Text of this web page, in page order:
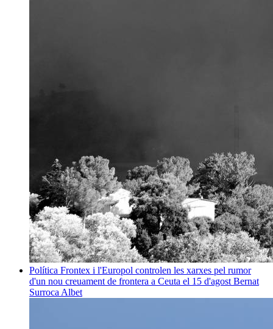
Política Frontex i l'Europol controlen les xarxes pel rumor
d'un nou creuament de frontera a Ceuta el 15 d'agost Bernat
Surroca Albet